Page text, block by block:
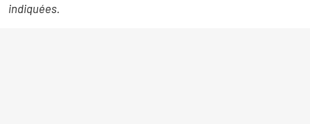
indiquées.